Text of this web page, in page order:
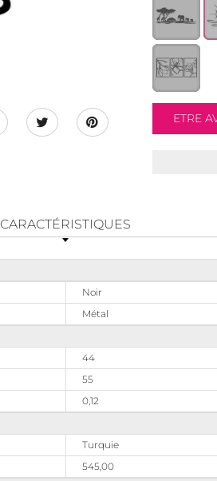
CARACTÉRISTIQUES
Noir
Métal
44
55
0,12
Turquie
545,00